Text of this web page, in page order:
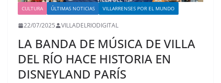
CULTURA ÚLTIMAS NOTICIAS VILLARRENSES POR EL MUNDO
22/07/2025 VILLADELRIODIGITAL
LA BANDA DE MÚSICA DE VILLA
DEL RÍO HACE HISTORIA EN
DISNEYLAND PARÍS